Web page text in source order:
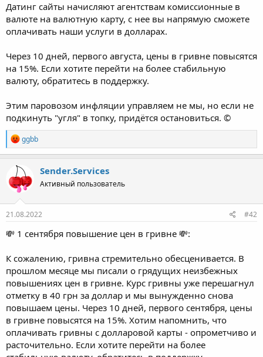
Датинг сайты начисляют агентствам комиссионные в
валюте на валютную карту, с нее вы напрямую сможете
оплачивать наши услуги в долларах.
Через 10 дней, первого августа, цены в гривне повысятся
на 15%. Если хотите перейти на более стабильную
валюту, обратитесь в поддержку.
Этим паровозом инфляции управляем не мы, но если не
подкинуть "угля" в топку, придётся остановиться. ©
Р
е
а
к
ц
и
:
ggbb
Sender.Services
Активный пользователь
21.08.2022 #42
💸 1 сентября повышение цен в гривне 💸:
К сожалению, гривна стремительно обесценивается. В
прошлом месяце мы писали о грядущих неизбежных
повышениях цен в гривне. Курс гривны уже перешагнул
отметку в 40 грн за доллар и мы вынужденно снова
повышаем цены. Через 10 дней, первого сентября, цены
в гривне повысятся на 15%. Хотим напомнить, что
оплачивать гривны с долларовой карты - опрометчиво и
расточительно. Если хотите перейти на более